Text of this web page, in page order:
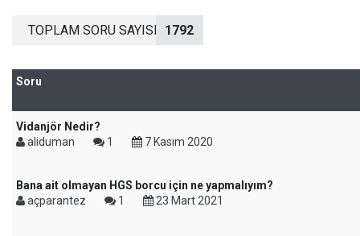
TOPLAM SORU SAYISI 1792
Soru
Vidanjör Nedir?
aliduman
1 7 Kasım 2020
Bana ait olmayan HGS borcu için ne yapmalıyım?
açparantez
1 23 Mart 2021